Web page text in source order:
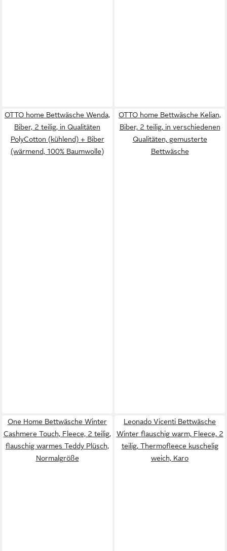
OTTO home Bettwäsche Wenda,
Biber, 2 teilig, in Qualitäten
PolyCotton (kühlend) + Biber
(wärmend, 100% Baumwolle)
OTTO home Bettwäsche Kelian,
Biber, 2 teilig, in verschiedenen
Qualitäten, gemusterte
Bettwäsche
One Home Bettwäsche Winter
Cashmere Touch, Fleece, 2 teilig,
flauschig warmes Teddy Plüsch,
Normalgröße
Leonado Vicenti Bettwäsche
Winter flauschig warm, Fleece, 2
teilig, Thermofleece kuschelig
weich, Karo